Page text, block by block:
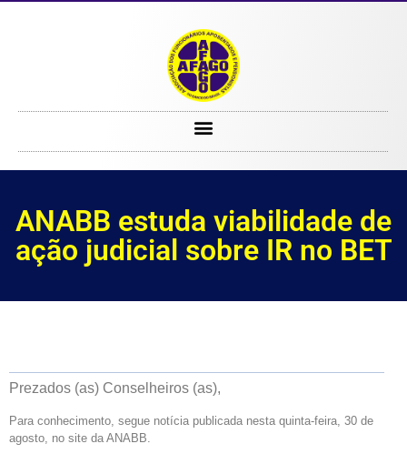
ANABB estuda viabilidade de
ação judicial sobre IR no BET
Prezados (as) Conselheiros (as),
Para conhecimento, segue notícia publicada nesta quinta-feira, 30 de
agosto, no site da ANABB.